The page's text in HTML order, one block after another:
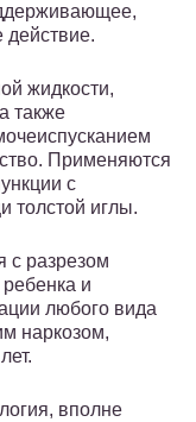
жидкости,
также
Применяются
с
толстой иглы.
с разрезом
и
любого вида
наркозом,
вполне